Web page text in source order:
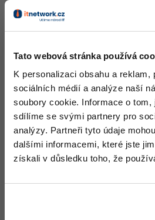
Tato webová stránka používá
K personalizaci obsahu a
sociálních médií a analýze naší
soubory cookie. Informace o tom,
sdílíme se svými partnery pro
analýzy. Partneři tyto údaje
dalšími informacemi, které jste
získali v důsledku toho, že
Nahoru Odpovědět
Odpovídá na David Hartinger
Neaktivní uživatel:
Tak doufám že nejsme jenom 2
Nahoru Odpovědět
David Hartinger:
Moc se omlouvám, dnes jsem se k